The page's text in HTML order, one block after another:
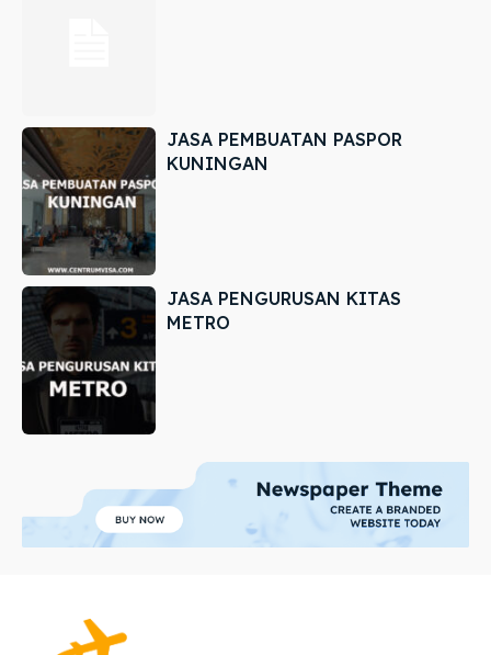
JASA PEMBUATAN PASPOR
KUNINGAN
JASA PENGURUSAN KITAS
METRO